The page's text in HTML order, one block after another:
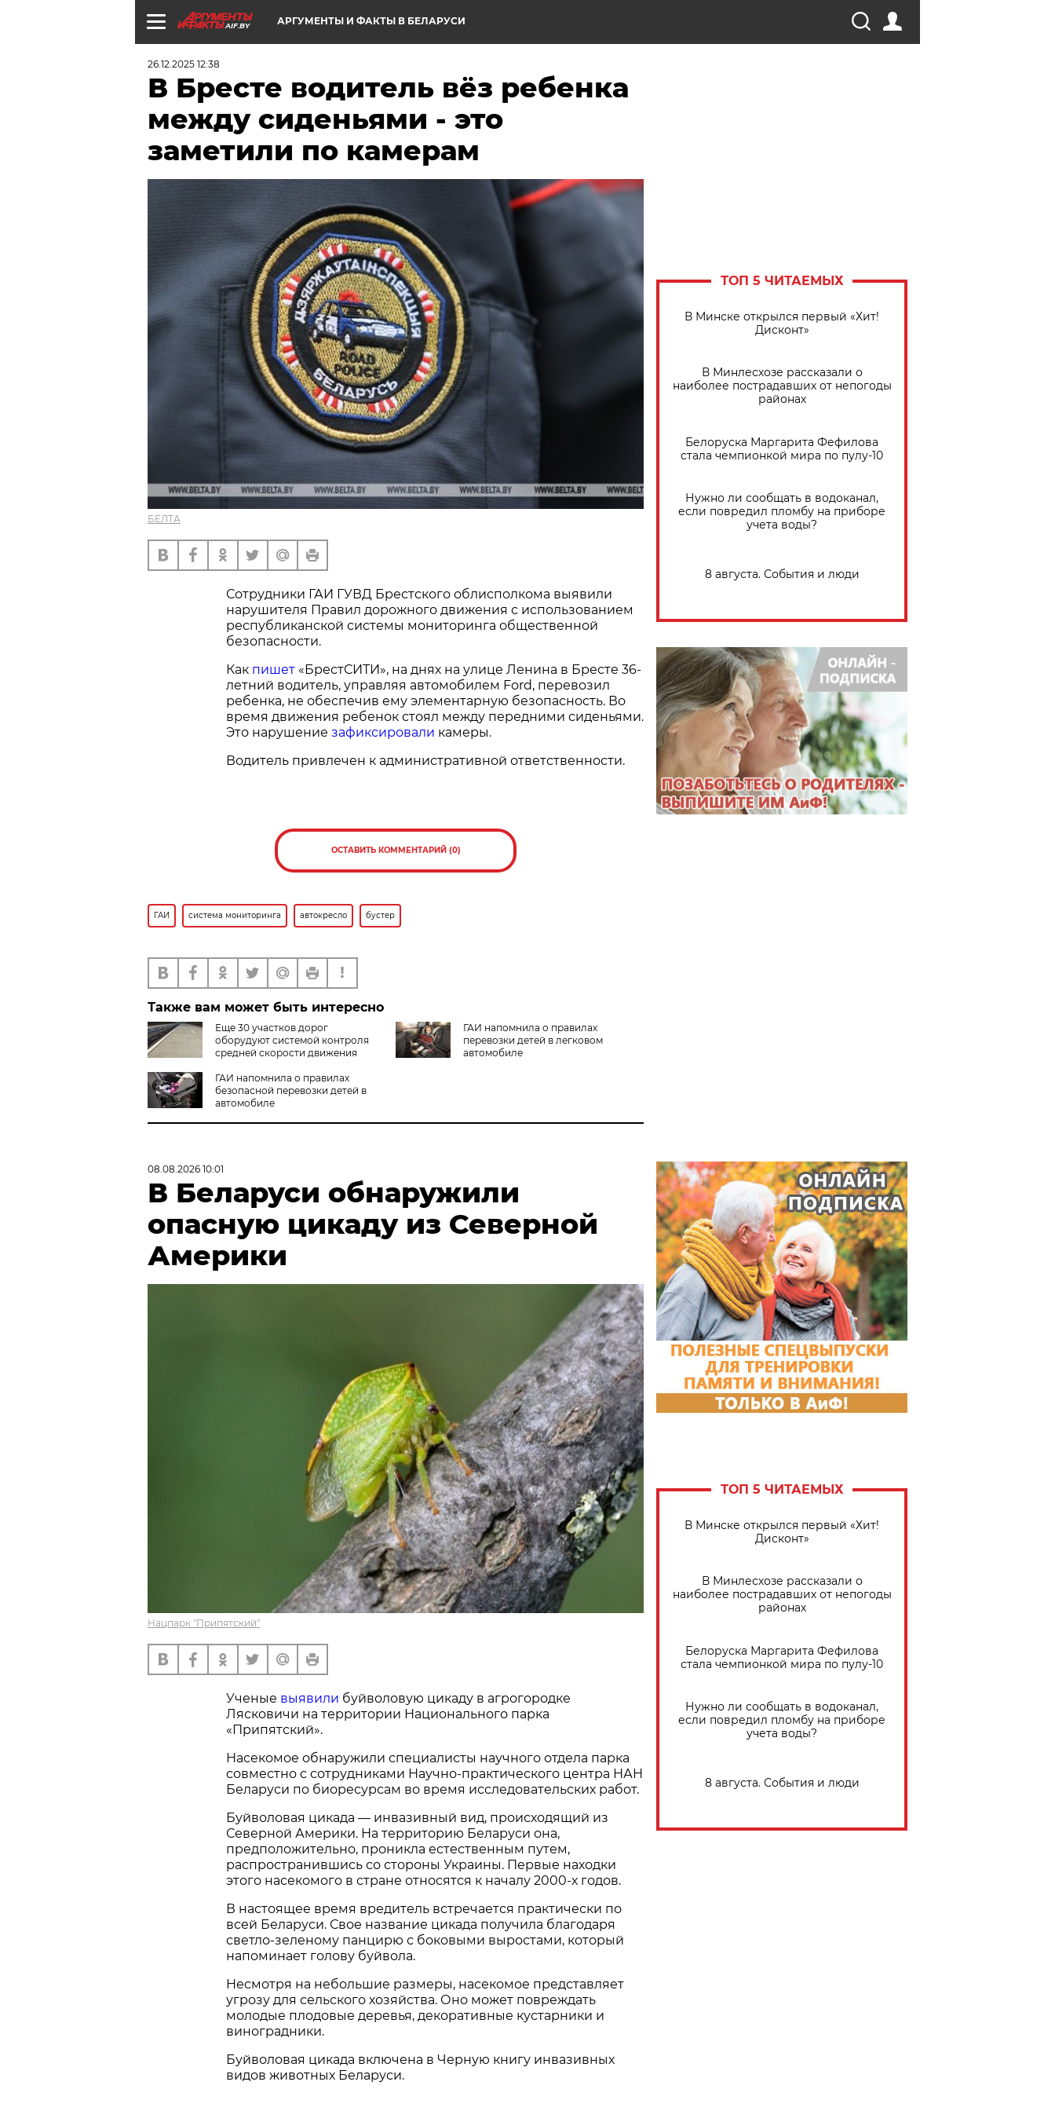
AIF.BY АРГУМЕНТЫ И ФАКТЫ В БЕЛАРУСИ
26.12.2025 12:38
В Бресте водитель вёз ребенка
между сиденьями - это
заметили по камерам
БЕЛТА
Сотрудники ГАИ ГУВД Брестского облисполкома выявили
нарушителя Правил дорожного движения с использованием
республиканской системы мониторинга общественной
безопасности.
Как пишет «БрестСИТИ», на днях на улице Ленина в Бресте 36-
летний водитель, управляя автомобилем Ford, перевозил
ребенка, не обеспечив ему элементарную безопасность. Во
время движения ребенок стоял между передними сиденьями.
Это нарушение зафиксировали камеры.
Водитель привлечен к административной ответственности.
ОСТАВИТЬ КОММЕНТАРИЙ (0)
ГАИ система мониторинга автокресло бустер
Также вам может быть интересно
Еще 30 участков дорог
оборудуют системой контроля
средней скорости движения
ГАИ напомнила о правилах
перевозки детей в легковом
автомобиле
ГАИ напомнила о правилах
безопасной перевозки детей в
автомобиле
ТОП 5 ЧИТАЕМЫХ
В Минске открылся первый «Хит!
Дисконт»
В Минлесхозе рассказали о
наиболее пострадавших от непогоды
районах
Белоруска Маргарита Фефилова
стала чемпионкой мира по пулу-10
Нужно ли сообщать в водоканал,
если повредил пломбу на приборе
учета воды?
8 августа. События и люди
08.08.2026 10:01
В Беларуси обнаружили
опасную цикаду из Северной
Америки
Нацпарк "Припятский"
Ученые выявили буйволовую цикаду в агрогородке
Лясковичи на территории Национального парка
«Припятский».
Насекомое обнаружили специалисты научного отдела парка
совместно с сотрудниками Научно-практического центра НАН
Беларуси по биоресурсам во время исследовательских работ.
Буйволовая цикада — инвазивный вид, происходящий из
Северной Америки. На территорию Беларуси она,
предположительно, проникла естественным путем,
распространившись со стороны Украины. Первые находки
этого насекомого в стране относятся к началу 2000-х годов.
В настоящее время вредитель встречается практически по
всей Беларуси. Свое название цикада получила благодаря
светло-зеленому панцирю с боковыми выростами, который
напоминает голову буйвола.
Несмотря на небольшие размеры, насекомое представляет
угрозу для сельского хозяйства. Оно может повреждать
молодые плодовые деревья, декоративные кустарники и
виноградники.
Буйволовая цикада включена в Черную книгу инвазивных
видов животных Беларуси.
ТОП 5 ЧИТАЕМЫХ
В Минске открылся первый «Хит!
Дисконт»
В Минлесхозе рассказали о
наиболее пострадавших от непогоды
районах
Белоруска Маргарита Фефилова
стала чемпионкой мира по пулу-10
Нужно ли сообщать в водоканал,
если повредил пломбу на приборе
учета воды?
8 августа. События и люди